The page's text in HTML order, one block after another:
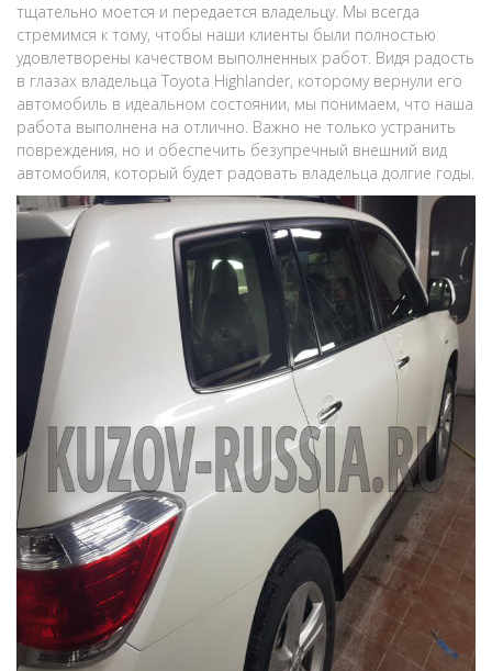
тщательно моется и передается владельцу. Мы всегда
стремимся к тому, чтобы наши клиенты были полностью
удовлетворены качеством выполненных работ. Видя радость
в глазах владельца Toyota Highlander, которому вернули его
автомобиль в идеальном состоянии, мы понимаем, что наша
работа выполнена на отлично. Важно не только устранить
повреждения, но и обеспечить безупречный внешний вид
автомобиля, который будет радовать владельца долгие годы.